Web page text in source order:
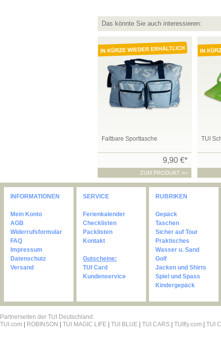
Das könnte Sie auch interessieren:
Faltbare Sporttasche
9,90 €*
ZUM PRODUKT >>
TUI
INFORMATIONEN
Mein Konto
AGB
Widerrufsformular
FAQ
Impressum
Datenschutz
Versand
SERVICE
Ferienkalender
Checklisten
Packlisten
Kontakt
Gutscheine:
TUI Card
Kundenservice
RUBRIKEN
Gepäck
Taschen
Sicher auf Tour
Praktisches
Wasser u. Sand
Golf
Jacken und Shirts
Spiel und Spass
Kindergepäck
Partnerseiten der TUI Deutschland:
TUI.com
ROBINSON TUI MAGIC LIFE TUI BLUE TUI CARS TUIfly.com TUI